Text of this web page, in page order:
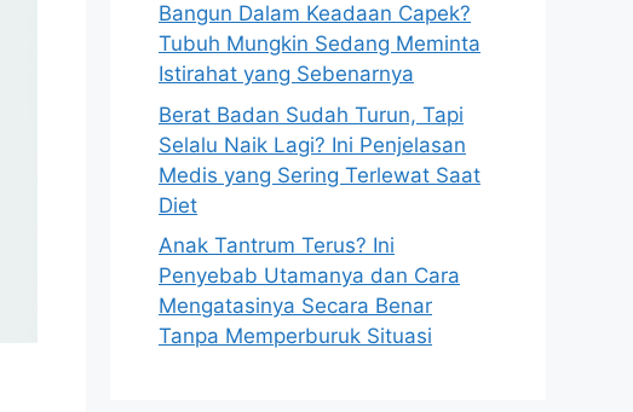
Bangun Dalam Keadaan Capek?
Tubuh Mungkin Sedang Meminta
Istirahat yang Sebenarnya
Berat Badan Sudah Turun, Tapi
Selalu Naik Lagi? Ini Penjelasan
Medis yang Sering Terlewat Saat
Diet
Anak Tantrum Terus? Ini
Penyebab Utamanya dan Cara
Mengatasinya Secara Benar
Tanpa Memperburuk Situasi